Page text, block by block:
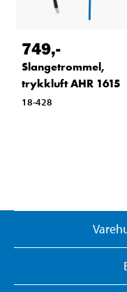
749,-
Slangetrommel,
trykkluft AHR 1615
18-428